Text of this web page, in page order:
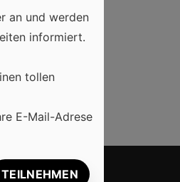
oft übersehene
neue
an und werden
informiert.
tollen
E-Mail-Adrese